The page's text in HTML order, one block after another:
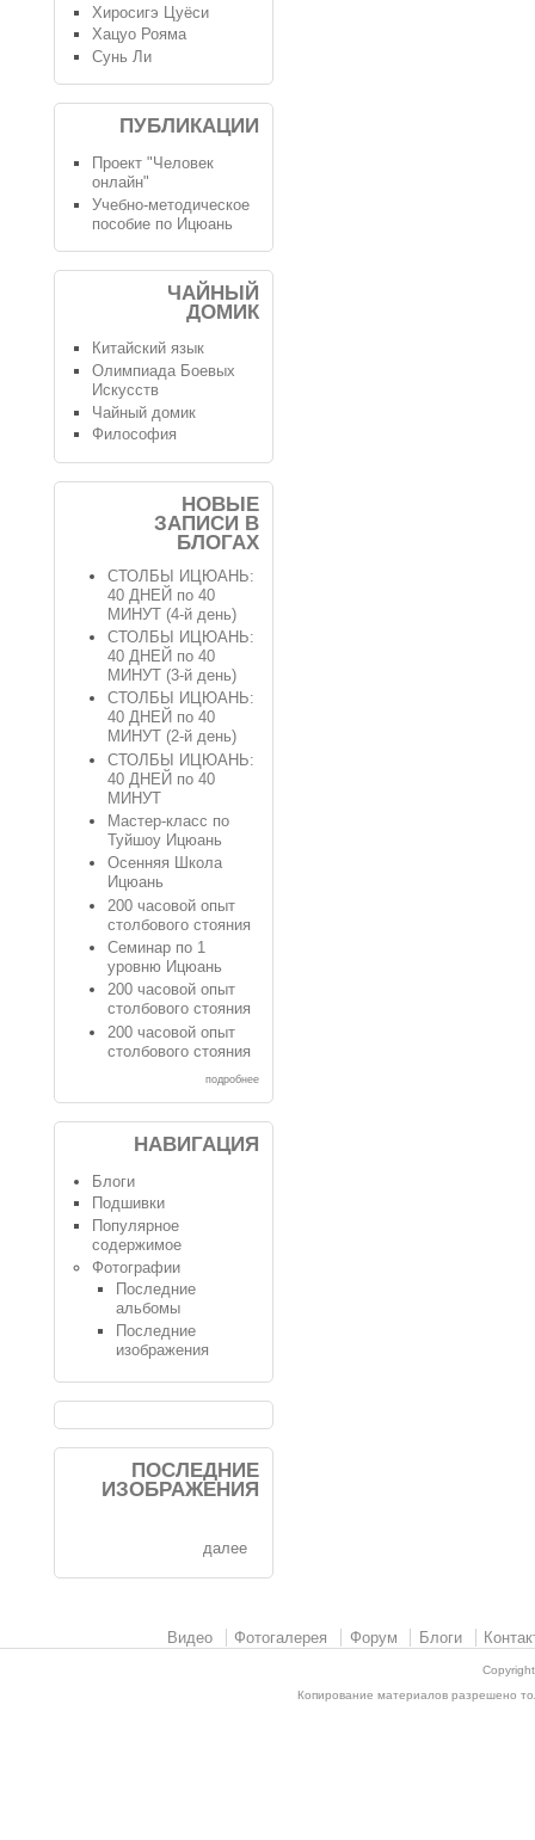
Хиросигэ Цуёси
Хацуо Рояма
Сунь Ли
ПУБЛИКАЦИИ
Проект "Человек
онлайн"
Учебно-методическое
пособие по Ицюань
ЧАЙНЫЙ
ДОМИК
Китайский язык
Олимпиада Боевых
Искусств
Чайный домик
Философия
НОВЫЕ
ЗАПИСИ В
БЛОГАХ
СТОЛБЫ ИЦЮАНЬ:
40 ДНЕЙ по 40
МИНУТ (4-й день)
СТОЛБЫ ИЦЮАНЬ:
40 ДНЕЙ по 40
МИНУТ (3-й день)
СТОЛБЫ ИЦЮАНЬ:
40 ДНЕЙ по 40
МИНУТ (2-й день)
СТОЛБЫ ИЦЮАНЬ:
40 ДНЕЙ по 40
МИНУТ
Мастер-класс по
Туйшоу Ицюань
Осенняя Школа
Ицюань
200 часовой опыт
столбового стояния
Семинар по 1
уровню Ицюань
200 часовой опыт
столбового стояния
200 часовой опыт
столбового стояния
подробнее
НАВИГАЦИЯ
Блоги
Подшивки
Популярное
содержимое
Фотографии
Последние
альбомы
Последние
изображения
ПОСЛЕДНИЕ
ИЗОБРАЖЕНИЯ
далее
Видео Фотогалерея Форум Блоги
Копирование материалов разрешено